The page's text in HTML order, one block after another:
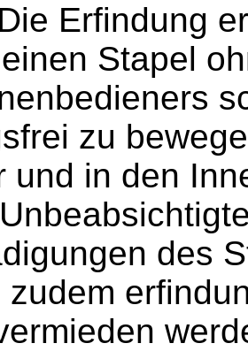
Die Erfindung
Stapel
zu
und in den
des
zudem